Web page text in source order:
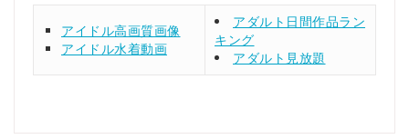
アイドル高画質画像
アイドル水着動画
アダルト日間作品ラン
キング
アダルト見放題